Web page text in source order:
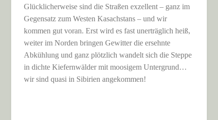
Glücklicherweise sind die Straßen exzellent – ganz im
Gegensatz zum Westen Kasachstans – und wir
kommen gut voran. Erst wird es fast unerträglich heiß,
weiter im Norden bringen Gewitter die ersehnte
Abkühlung und ganz plötzlich wandelt sich die Steppe
in dichte Kiefernwälder mit moosigem Untergrund…
wir sind quasi in Sibirien angekommen!